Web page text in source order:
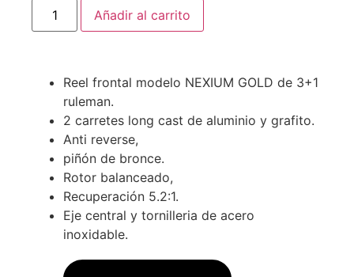
Añadir al carrito
Reel frontal modelo NEXIUM GOLD de 3+1
ruleman.
2 carretes long cast de aluminio y grafito.
Anti reverse,
piñón de bronce.
Rotor balanceado,
Recuperación 5.2:1.
Eje central y tornilleria de acero
inoxidable.